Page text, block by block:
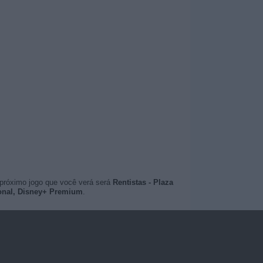
jogo que você verá será Rentistas - Plaza
Disney+ Premium.